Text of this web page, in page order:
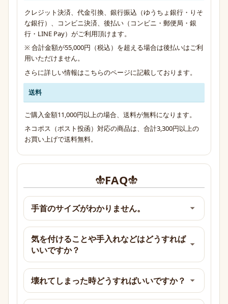
クレジット決済、代金引換、銀行振込（ゆうちょ銀行・りそ
な銀行）、コンビニ決済、後払い（コンビニ・郵便局・銀
行・LINE Pay）がご利用頂けます。
※ 合計金額が55,000円（税込）を超える場合は後払いはご利
用いただけません。
さらに詳しい情報は こちらのページに記載しております。
送料
ご購入金額11,000円以上の場合、送料が無料になります。
ネコポス（ポスト投函）対応の商品は、合計3,300円以上の
お買い上げで送料無料。
FAQ
手首のサイズがわかりません。
気を付けることや手入れなどはどうすれば
いいですか？
壊れてしまった時どうすればいいですか？